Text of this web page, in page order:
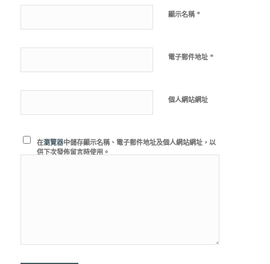
顯示名稱 *
電子郵件地址 *
個人網站網址
在瀏覽器中儲存顯示名稱、電子郵件地址及個人網站網址，以
供下次發佈留言時使用。